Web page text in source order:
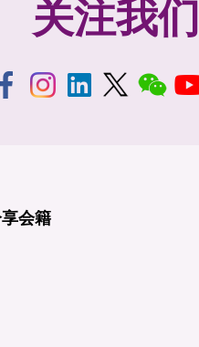
关注我们
会籍